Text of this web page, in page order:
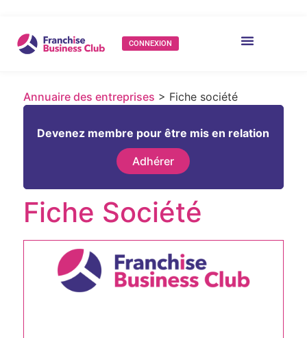
CONNEXION
Annuaire des entreprises > Fiche société
Devenez membre pour être mis en relation
Adhérer
Fiche Société